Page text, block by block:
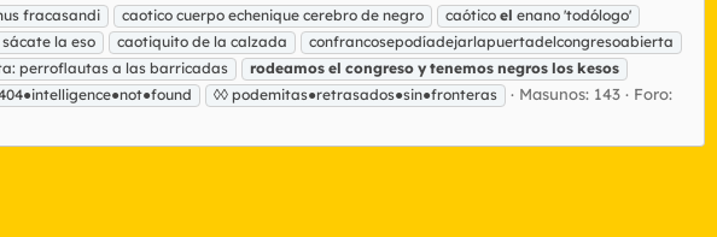
fracasandi caotico cuerpo echenique cerebro de negro caótico el enano 'todólogo'
la eso caotiquito de la calzada
confrancosepodíadejarlapuertadelcongresoabierta
perroflautas a las barricadas rodeamos el congreso y tenemos negros los kesos
◊◊ podemitas●retrasados●sin●fronteras Masunos: 143
Foro: